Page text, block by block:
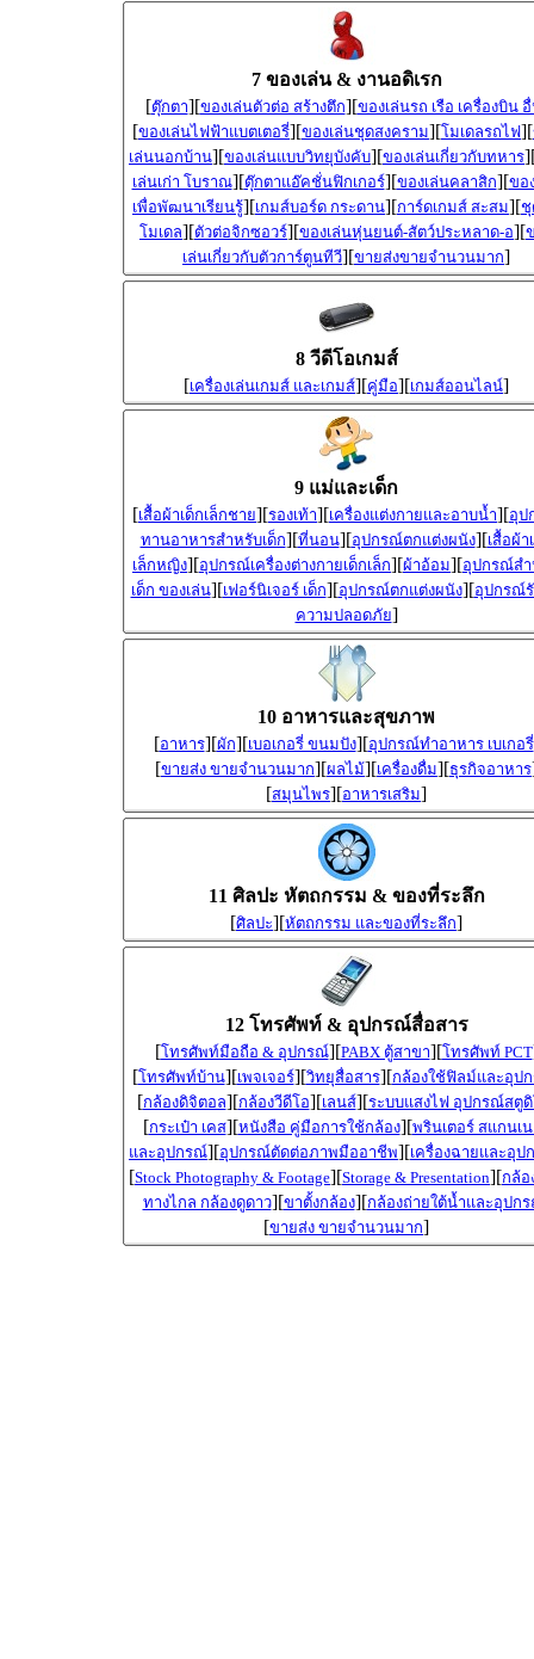
7 ของเล่น & งานอดิเรก
[ตุ๊กตา][ของเล่นตัวต่อ สร้างตึก][ของเล่นรถ เรือ เครื่องบิน
[ของเล่นไฟฟ้าแบตเตอรี่][ของเล่นชุดสงคราม][โมเดลรถไฟ][
เล่นนอกบ้าน][ของเล่นแบบวิทยุบังคับ][ของเล่นเกี่ยวกับทหาร
เล่นเก่า โบราณ][ตุ๊กตาแอ๊คชั่นฟิกเกอร์][ของเล่นคลาสิก][ขอ
เพื่อพัฒนาเรียนรู้][เกมส์บอร์ด กระดาน][การ์ดเกมส์ สะสม][ชุ
โมเดล][ตัวต่อจิกซอวร์][ของเล่นหุ่นยนต์-สัตว์ประหลาด-อ][
เล่นเกี่ยวกับตัวการ์ตูนทีวี][ขายส่งขายจำนวนมาก]
8 วีดีโอเกมส์
[เครื่องเล่นเกมส์ และเกมส์][คู่มือ][เกมส์ออนไลน์]
9 แม่และเด็ก
[เสื้อผ้าเด็กเล็กชาย][รองเท้า][เครื่องแต่งกายและอาบน้ำ][อุป
ทานอาหารสำหรับเด็ก][ที่นอน][อุปกรณ์ตกแต่งผนัง][เสื้อผ้า
เล็กหญิง][อุปกรณ์เครื่องต่างกายเด็กเล็ก][ผ้าอ้อม][อุปกรณ์ส
เด็ก ของเล่น][เฟอร์นิเจอร์ เด็ก][อุปกรณ์ตกแต่งผนัง][อุปกรณ์
ความปลอดภัย]
10 อาหารและสุขภาพ
[อาหาร][ผัก][เบอเกอรี่ ขนมปัง][อุปกรณ์ทำอาหาร เบเกอรี่
[ขายส่ง ขายจำนวนมาก][ผลไม้][เครื่องดื่ม][ธุรกิจอาหาร
[สมุนไพร][อาหารเสริม]
11 ศิลปะ หัตถกรรม & ของที่ระลึก
[ศิลปะ][หัตถกรรม และของที่ระลึก]
12 โทรศัพท์ & อุปกรณ์สื่อสาร
[โทรศัพท์มือถือ & อุปกรณ์][PABX ตู้สาขา][โทรศัพท์ PCT
[โทรศัพท์บ้าน][เพจเจอร์][วิทยุสื่อสาร][กล้องใช้ฟิลม์และอุป
[กล้องดิจิตอล][กล้องวีดีโอ][เลนส์][ระบบแสงไฟ อุปกรณ์สตู
[กระเป๋า เคส][หนังสือ คู่มือการใช้กล้อง][พรินเตอร์ สแกนเ
และอุปกรณ์][อุปกรณ์ตัดต่อภาพมืออาชีพ][เครื่องฉายและอุป
[Stock Photography & Footage][Storage & Presentation][กล้อ
ทางไกล กล้องดูดาว][ขาตั้งกล้อง][กล้องถ่ายใต้น้ำและอุปก
[ขายส่ง ขายจำนวนมาก]